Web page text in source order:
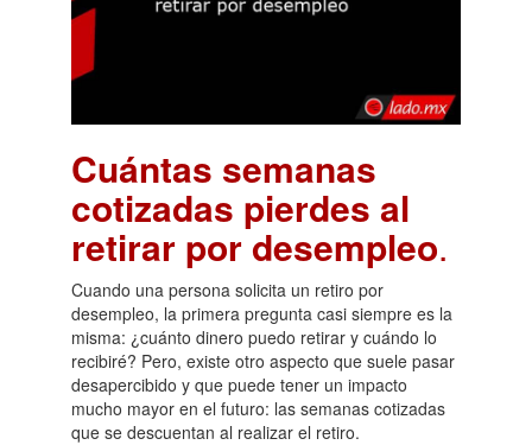
Cuántas semanas
cotizadas pierdes al
retirar por desempleo.
Cuando una persona solicita un retiro por
desempleo, la primera pregunta casi siempre es la
misma: ¿cuánto dinero puedo retirar y cuándo lo
recibiré? Pero, existe otro aspecto que suele pasar
desapercibido y que puede tener un impacto
mucho mayor en el futuro: las semanas cotizadas
que se descuentan al realizar el retiro.